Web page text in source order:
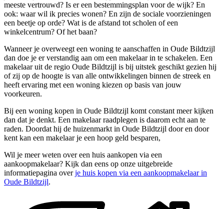
meeste vertrouwd? Is er een bestemmingsplan voor de wijk? En
ook: waar wil ik precies wonen? En zijn de sociale voorzieningen
een beetje op orde? Wat is de afstand tot scholen of een
winkelcentrum? Of het baan?
Wanneer je overweegt een woning te aanschaffen in Oude Bildtzijl
dan doe je er verstandig aan om een makelaar in te schakelen. Een
makelaar uit de regio Oude Bildtzijl is bij uitstek geschikt gezien hij
of zij op de hoogte is van alle ontwikkelingen binnen de streek en
heeft ervaring met een woning kiezen op basis van jouw
voorkeuren.
Bij een woning kopen in Oude Bildtzijl komt constant meer kijken
dan dat je denkt. Een makelaar raadplegen is daarom echt aan te
raden. Doordat hij de huizenmarkt in Oude Bildtzijl door en door
kent kan een makelaar je een hoop geld besparen,
Wil je meer weten over een huis aankopen via een
aankoopmakelaar? Kijk dan eens op onze uitgebreide
informatiepagina overje huis kopen via een aankoopmakelaar in
Oude Bildtzijl.